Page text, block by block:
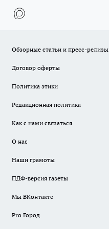
Обзорные статьи и пресс-релизы
Договор оферты
Политика этики
Редакционная политика
Как с нами связаться
О нас
Наши грамоты
ПДФ-версия газеты
Мы ВКонтакте
Pro Город